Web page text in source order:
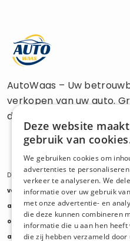
AutoWaas – Uw
verkopen van uw auto.
directe uitbetaling.
Diensten: auto verkopen
verkopen export,auto verkopen
auto tweedehands verkopen,mijn
opkopers
opkoper auto , export
auto opkoper export,opkopen
Deze website maakt
gebruik van
We gebruiken cookies om
advertenties te
verkeer te analyseren. We
informatie over uw gebruik
met onze advertentie- en
die deze kunnen combineren
informatie die u aan hen
die zij hebben verzameld door